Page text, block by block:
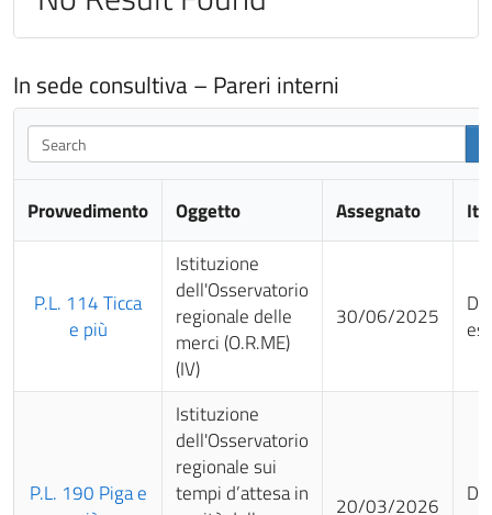
In sede consultiva – Pareri interni
Search
Provvedimento Oggetto Assegnato
P.L. 114 Ticca
e più
Istituzione
dell'Osservatorio
regionale delle
merci (O.R.ME)
(IV)
30/06/2025
Da
P.L. 190 Piga e
Istituzione
dell'Osservatorio
regionale sui
tempi d’attesa in
20/03/2026
Da